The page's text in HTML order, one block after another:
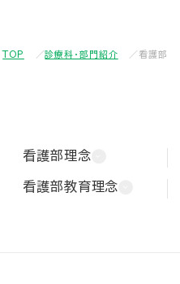
TOP 診療科・部門紹介 看護部
看護部理念
看護部教育理念